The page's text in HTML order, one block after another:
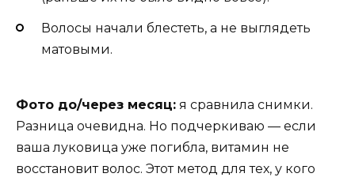
Волосы начали блестеть, а не выглядеть
матовыми.
Фото до/через месяц: я сравнила снимки.
Разница очевидна. Но подчеркиваю — если
ваша луковица уже погибла, витамин не
восстановит волос. Этот метод для тех, у кого